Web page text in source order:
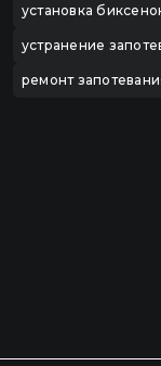
установка
устранение
ремонт